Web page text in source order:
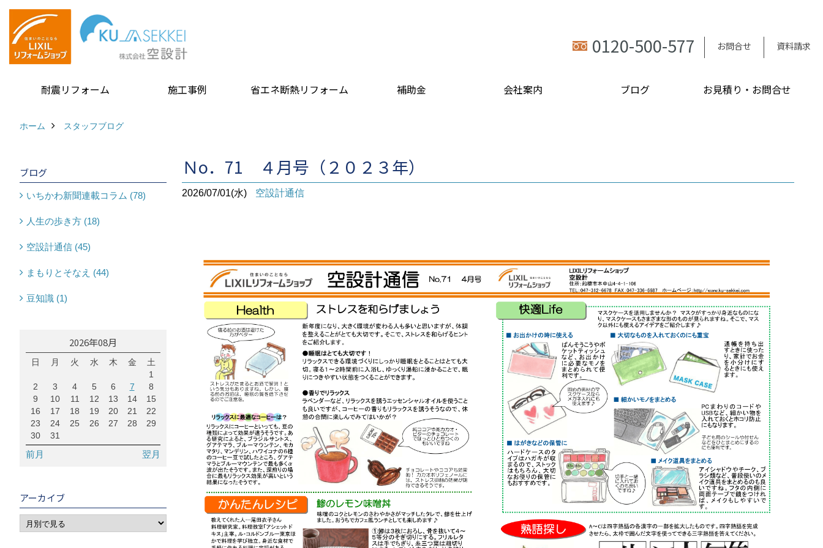
0120-500-577 お問合せ 資料請求
耐震リフォーム 施工事例 省エネ断熱リフォーム 補助金 会社案内 ブログ お見積り・お問合せ
ホーム スタッフブログ
Ｎo．71 ４月号（２０２３年）
2026/07/01(水) 空設計通信
ブログ
いちかわ新聞連載コラム (78)
人生の歩き方 (18)
空設計通信 (45)
まもりとそなえ (44)
豆知識 (1)
2026年08月
日 月 火 水 木 金
土
1
2
3 4 5 6 7
8
9
10 11 12 13 14
15
16
17 18 19 20 21
22
23
24 25 26 27 28
29
30
31
前月 翌月
アーカイブ